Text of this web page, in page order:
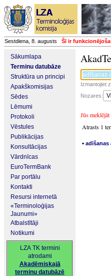
Sestdiena, 8. augusts Šī ir
Sākumlapa
Terminu datubāze
Struktūra un principi
Apakškomisijas
Sēdes
Lēmumi
Protokoli
Vēstules
Publikācijas
Konsultācijas
Vārdnīcas
EuroTermBank
Par portālu
Kontakti
Resursi internetā
«Terminoloģijas
Jaunumi»
Atbalstītāji
Notikumi
LZA TK termini
atrodami
Akadēmiskajā
terminu datubāzē
Izmantojiet
Nozares:
Jūs meklējāt
Atrasts 1
▪ adīšanas